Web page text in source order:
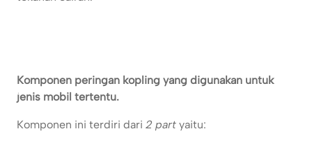
Komponen peringan kopling yang digunakan untuk
jenis mobil tertentu.
Komponen ini terdiri dari 2 part yaitu: